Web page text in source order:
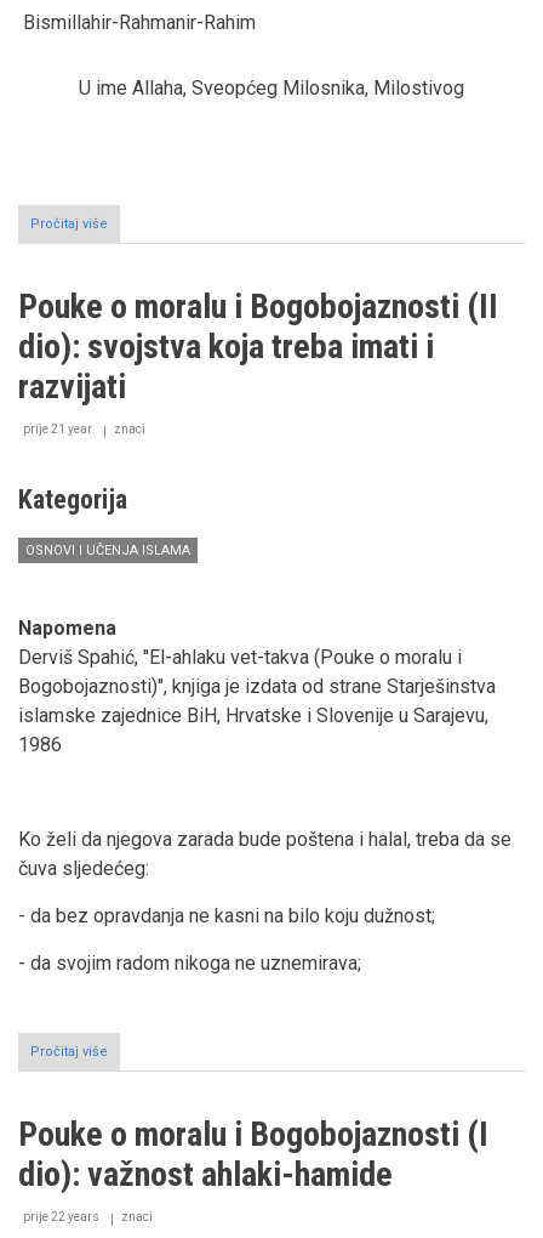
Bismillahir-Rahmanir-Rahim
U ime Allaha, Sveopćeg Milosnika, Milostivog
Pročitaj više
Vjerovijesništvo
Poslanstvo
u
svjetlu
Allahove
Pouke o moralu i Bogobojaznosti (II
dio): svojstva koja treba imati i
razvijati
prije 21 year znaci
Kategorija
OSNOVI I UČENJA ISLAMA
Napomena
Derviš Spahić, ''El-ahlaku vet-takva (Pouke o moralu i
Bogobojaznosti)'', knjiga je izdata od strane Starješinstva
islamske zajednice BiH, Hrvatske i Slovenije u Sarajevu,
1986
Ko želi da njegova zarada bude poštena i halal, treba da se
čuva sljedećeg:
- da bez opravdanja ne kasni na bilo koju dužnost;
- da svojim radom nikoga ne uznemirava;
Pročitaj više
Pouke
(II
svojstva
Pouke o moralu i Bogobojaznosti (I
dio): važnost ahlaki-hamide
prije 22 years znaci